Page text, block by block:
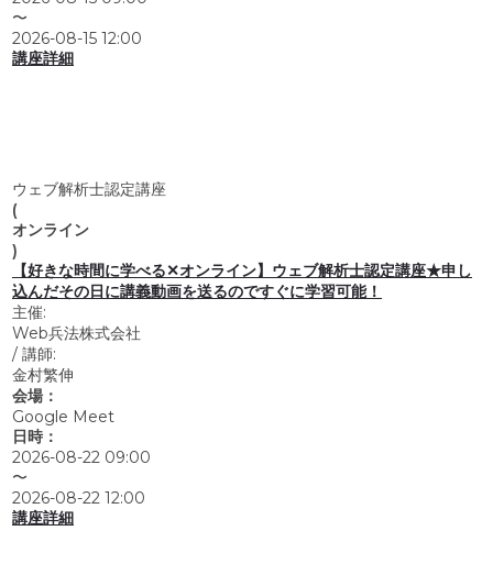
〜
2026-08-15 12:00
講座詳細
ウェブ解析士認定講座
(
オンライン
)
【好きな時間に学べる✕オンライン】ウェブ解析士認定講座★申し
込んだその日に講義動画を送るのですぐに学習可能！
主催:
Web兵法株式会社
/ 講師:
金村繁伸
会場：
Google Meet
日時：
2026-08-22 09:00
〜
2026-08-22 12:00
講座詳細